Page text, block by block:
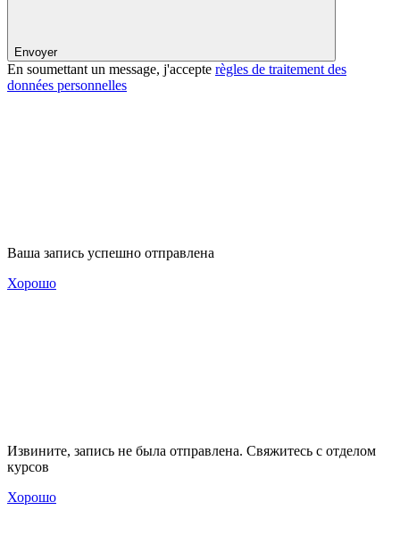
Envoyer
En soumettant un message, j'accepte règles de traitement des
données personnelles
Ваша запись успешно отправлена
Хорошо
Извините, запись не была отправлена. Свяжитесь с отделом
курсов
Хорошо